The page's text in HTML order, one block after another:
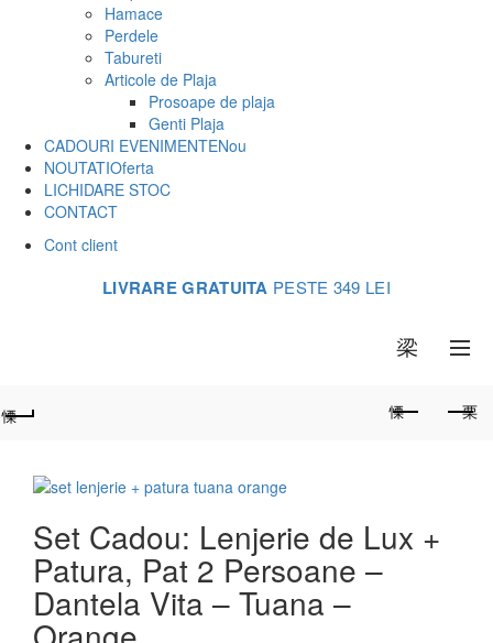
Hamace
Perdele
Tabureti
Articole de Plaja
Prosoape de plaja
Genti Plaja
CADOURI EVENIMENTENou
NOUTATIOferta
LICHIDARE STOC
CONTACT
Cont client
LIVRARE GRATUITA PESTE 349 LEI
Set Cadou: Lenjerie de Lux +
Patura, Pat 2 Persoane –
Dantela Vita – Tuana –